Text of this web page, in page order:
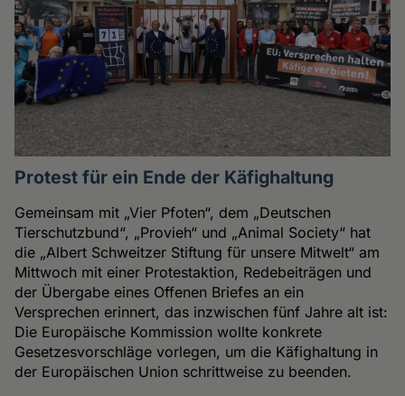
Protest für ein Ende der Käfighaltung
Gemeinsam mit „Vier Pfoten“, dem „Deutschen
Tierschutzbund“, „Provieh“ und „Animal Society“ hat
die „Albert Schweitzer Stiftung für unsere Mitwelt“ am
Mittwoch mit einer Protestaktion, Redebeiträgen und
der Übergabe eines Offenen Briefes an ein
Versprechen erinnert, das inzwischen fünf Jahre alt ist:
Die Europäische Kommission wollte konkrete
Gesetzesvorschläge vorlegen, um die Käfighaltung in
der Europäischen Union schrittweise zu beenden.